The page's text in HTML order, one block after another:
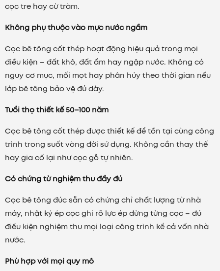
cọc tre hay cừ tràm.
Không phụ thuộc vào mực nước ngầm
Cọc bê tông cốt thép hoạt động hiệu quả trong mọi
điều kiện – đất khô, đất ẩm hay ngập nước. Không có
nguy cơ mục, mối mọt hay phân hủy theo thời gian nếu
lớp bê tông bảo vệ đủ dày.
Tuổi thọ thiết kế 50–100 năm
Cọc bê tông cốt thép được thiết kế để tồn tại cùng công
trình trong suốt vòng đời sử dụng. Không cần thay thế
hay gia cố lại như cọc gỗ tự nhiên.
Có chứng từ nghiệm thu đầy đủ
Cọc bê tông đúc sẵn có chứng chỉ chất lượng từ nhà
máy, nhật ký ép cọc ghi rõ lực ép dừng từng cọc – đủ
điều kiện nghiệm thu mọi loại công trình kể cả vốn nhà
nước.
Phù hợp với mọi quy mô